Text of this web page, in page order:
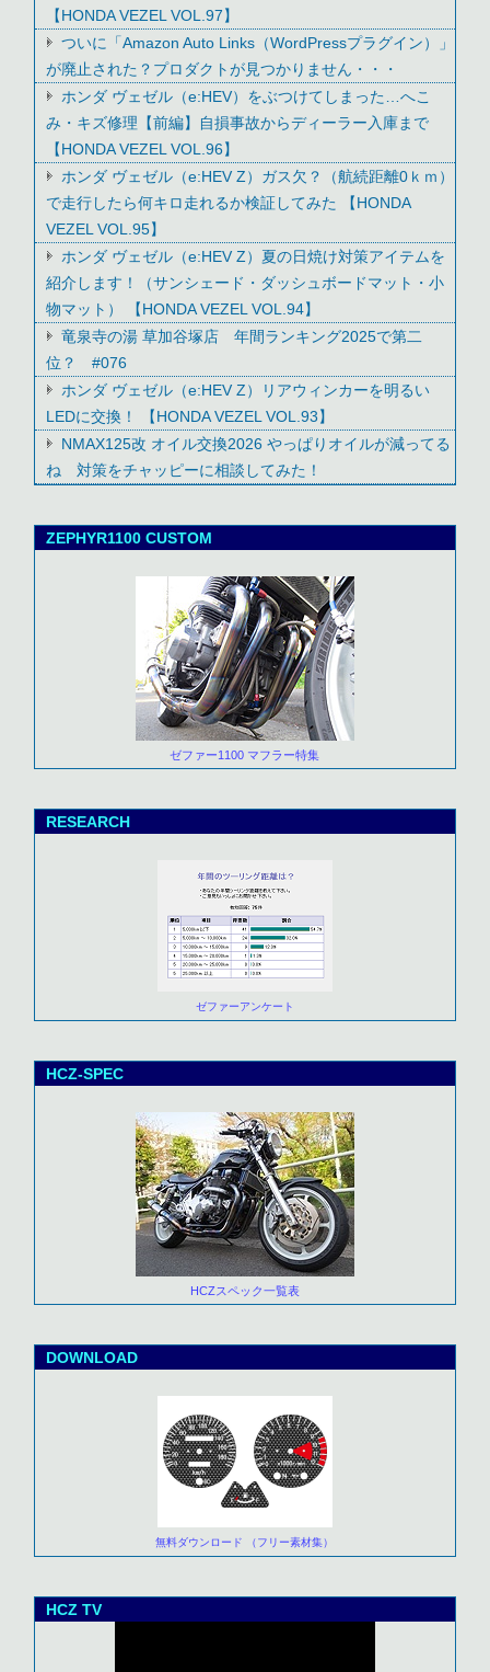
【HONDA VEZEL VOL.97】
ついに「Amazon Auto Links（WordPressプラグイン）」
が廃止された？プロダクトが見つかりません・・・
ホンダ ヴェゼル（e:HEV）をぶつけてしまった…へこ
み・キズ修理【前編】自損事故からディーラー入庫まで
【HONDA VEZEL VOL.96】
ホンダ ヴェゼル（e:HEV Z）ガス欠？（航続距離0ｋｍ）
で走行したら何キロ走れるか検証してみた 【HONDA
VEZEL VOL.95】
ホンダ ヴェゼル（e:HEV Z）夏の日焼け対策アイテムを
紹介します！（サンシェード・ダッシュボードマット・小
物マット） 【HONDA VEZEL VOL.94】
竜泉寺の湯 草加谷塚店 年間ランキング2025で第二
位？ #076
ホンダ ヴェゼル（e:HEV Z）リアウィンカーを明るい
LEDに交換！ 【HONDA VEZEL VOL.93】
NMAX125改 オイル交換2026 やっぱりオイルが減ってる
ね 対策をチャッピーに相談してみた！
ZEPHYR1100 CUSTOM
ゼファー1100 マフラー特集
RESEARCH
ゼファーアンケート
HCZ-SPEC
HCZスペック一覧表
DOWNLOAD
無料ダウンロード （フリー素材集）
HCZ TV